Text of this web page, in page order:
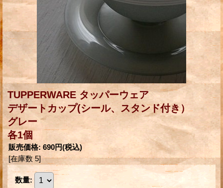
TUPPERWARE タッパーウェア
デザートカップ(シール、スタンド付き）
グレー
各1個
販売価格: 690円(税込)
[在庫数 5]
数量: